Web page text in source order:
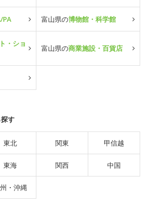
PA 富山県の博物館・科学館
・ショ
富山県の商業施設・百貨店
す
東北 関東 甲信越
東海 関西 中国
・沖縄